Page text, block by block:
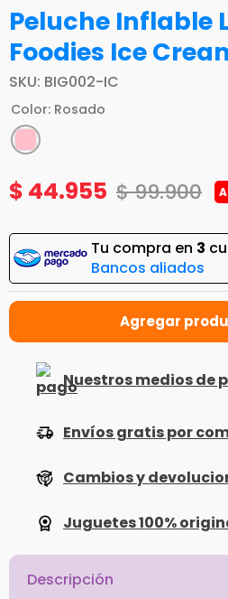
Peluche Inflable
Foodies Ice
SKU: BIG002-IC
Color: Rosado
$ 44.955 $99.900
Tu compra en 3
Bancos aliados
Nuestros medios de
Envíos gratis por
Cambios y
Juguetes 100%
Descripción